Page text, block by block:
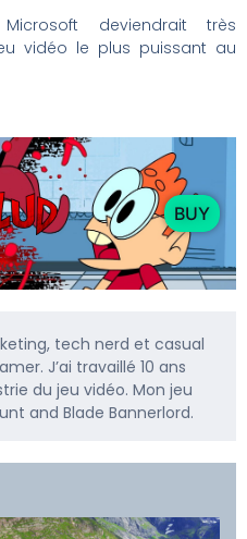
deviendrait très
vidéo le plus puissant au
BUY
tech nerd et casual
J’ai travaillé 10 ans
du jeu vidéo. Mon jeu
and Blade Bannerlord.